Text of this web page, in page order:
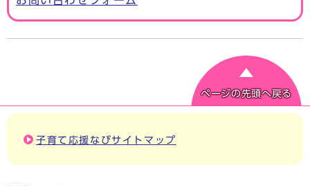
ページの先頭へ戻る
子育て応援なびサイトマップ